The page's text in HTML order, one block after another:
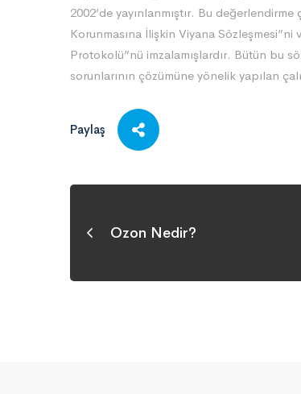
2002’de yayınlanmıştır. Bu
Korunmasına İlişkin Viyana Sözleşmesi”ni
Protokolü”nü imzalamışlardır. Bütün bu
sorunlarının çözümüne yönelik yapılan
Paylaş
Ozon Nedir?